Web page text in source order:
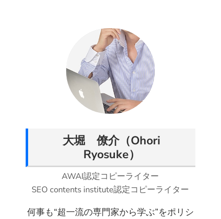
n
F
a
c
e
o
o
e
o
n
P
i
n
t
e
r
e
s
t
e
o
n
L
i
n
k
d
I
n
R
e
t
大堀 僚介（Ohori
Ryosuke）
AWAI認定コピーライター
SEO contents institute認定コピーライター
何事も“超一流の専門家から学ぶ”をポリシ